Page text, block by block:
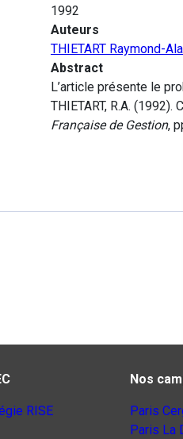
1992
Auteurs
THIETART Raymond-
Abstract
L’article présente le
THIETART, R.A.
Française de Gestion,
RISE
Nos
Paris
Paris La